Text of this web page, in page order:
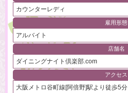
カウンターレディ
雇用形態
アルバイト
店舗名
ダイニングナイト倶楽部.com
アクセス
大阪メトロ谷町線[阿倍野]駅より徒歩5分